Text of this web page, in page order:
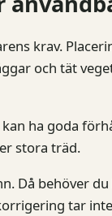
krav.
och tät
ha goda
stora träd.
Då behöver
tar